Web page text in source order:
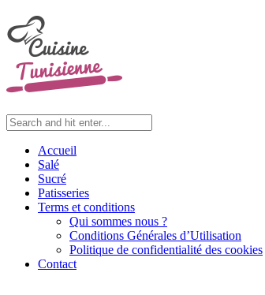
Accueil
Salé
Sucré
Patisseries
Terms et conditions
Qui sommes nous ?
Conditions Générales d’Utilisation
Politique de confidentialité des cookies
Contact